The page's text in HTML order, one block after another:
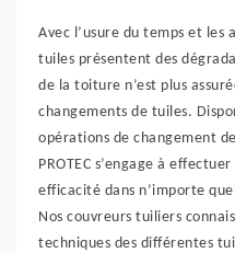
Avec l’usure du temps et les
tuiles présentent des
de la toiture n’est plus
changements de tuiles.
opérations de changement
PROTEC s’engage à
efficacité dans n’importe
Nos couvreurs tuiliers
techniques des différentes